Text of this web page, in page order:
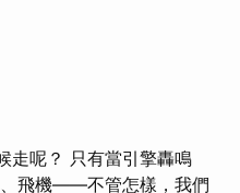
走呢？ 只有當引擎轟鳴
飛機——不管怎樣，我們